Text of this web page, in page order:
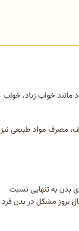
خواب زیاد، خواب
مصرف مواد طبیعی نیز
بدن به تنهایی نسبت
بروز مشکل در بدن فرد